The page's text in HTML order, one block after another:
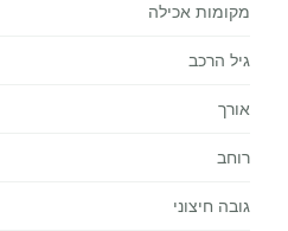
מקומות אכילה
גיל הרכב
אורך
רוחב
גובה חיצוני